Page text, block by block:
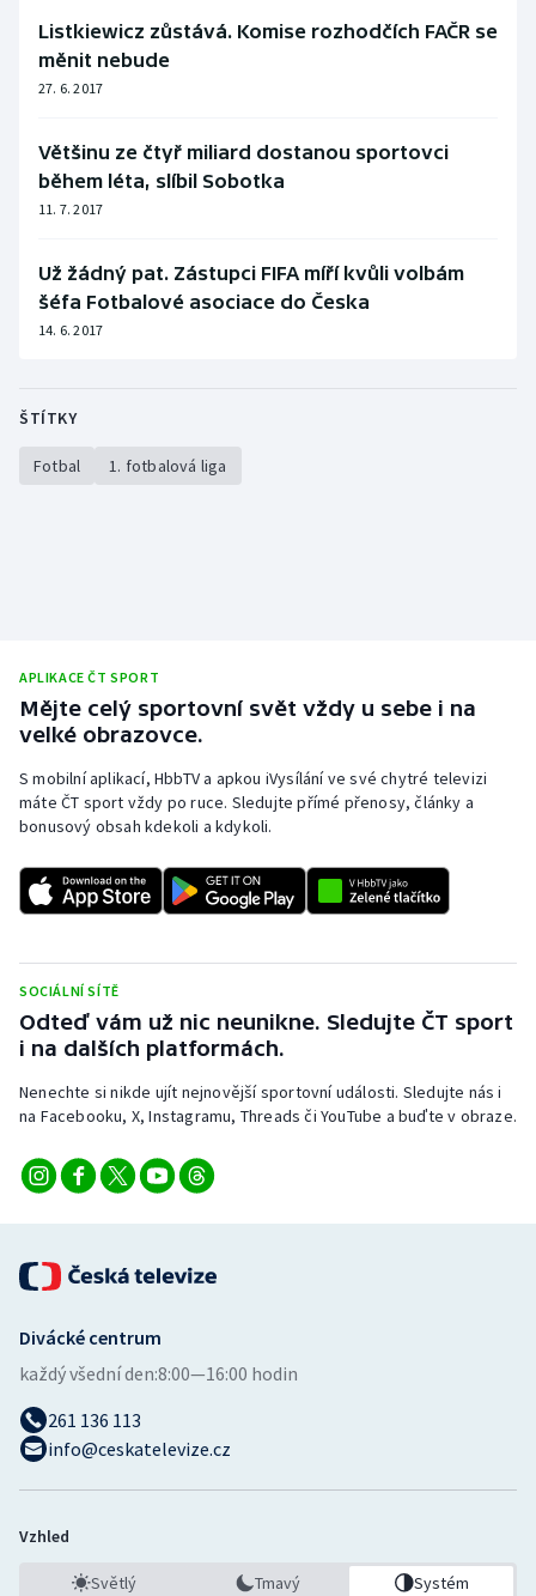
Listkiewicz zůstává. Komise rozhodčích FAČR se
měnit nebude
27. 6. 2017
Většinu ze čtyř miliard dostanou sportovci
během léta, slíbil Sobotka
11. 7. 2017
Už žádný pat. Zástupci FIFA míří kvůli volbám
šéfa Fotbalové asociace do Česka
14. 6. 2017
ŠTÍTKY
Fotbal 1. fotbalová liga
APLIKACE ČT SPORT
Mějte celý sportovní svět vždy u sebe i na
velké obrazovce.
S mobilní aplikací, HbbTV a apkou iVysílání ve své chytré televizi
máte ČT sport vždy po ruce. Sledujte přímé přenosy, články a
bonusový obsah kdekoli a kdykoli.
SOCIÁLNÍ SÍTĚ
Odteď vám už nic neunikne. Sledujte ČT sport
i na dalších platformách.
Nenechte si nikde ujít nejnovější sportovní události. Sledujte nás i
na Facebooku, X, Instagramu, Threads či YouTube a buďte v obraze.
Divácké centrum
každý všední den:8:00—16:00 hodin
261 136 113
info@ceskatelevize.cz
Vzhled
Světlý Tmavý Systém